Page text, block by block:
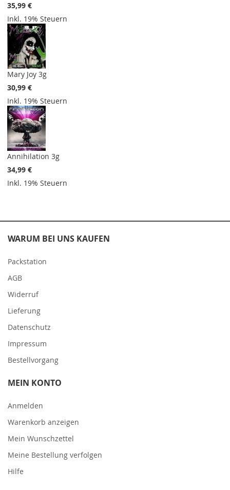
35,99 €
Inkl. 19% Steuern
Mary Joy 3g
30,99 €
Inkl. 19% Steuern
Annihilation 3g
34,99 €
Inkl. 19% Steuern
WARUM BEI UNS KAUFEN
Packstation
AGB
Widerruf
Lieferung
Datenschutz
Impressum
Bestellvorgang
MEIN KONTO
Anmelden
Warenkorb anzeigen
Mein Wunschzettel
Meine Bestellung verfolgen
Hilfe